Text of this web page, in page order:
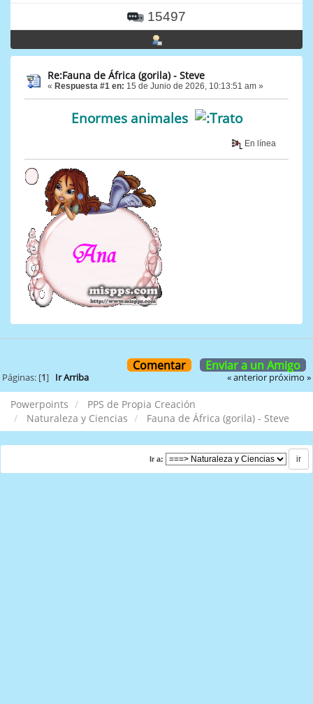
15497
Re:Fauna de África (gorila) - Steve
« Respuesta #1 en: 15 de Junio de 2026, 10:13:51 am »
Enormes animales
En línea
Comentar Enviar a un Amigo
Páginas: [1] Ir Arriba « anterior próximo »
Powerpoints
PPS de Propia Creación
Naturaleza y Ciencias
Fauna de África (gorila) - Steve
Ir a: